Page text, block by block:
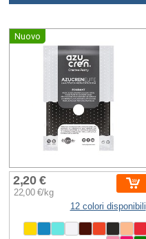
Nuovo
2,20 €
22,00 €/kg
12 colori disponibili